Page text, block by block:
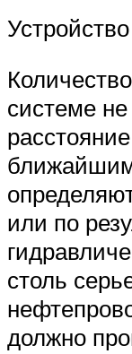
системе
или по
столь
должно